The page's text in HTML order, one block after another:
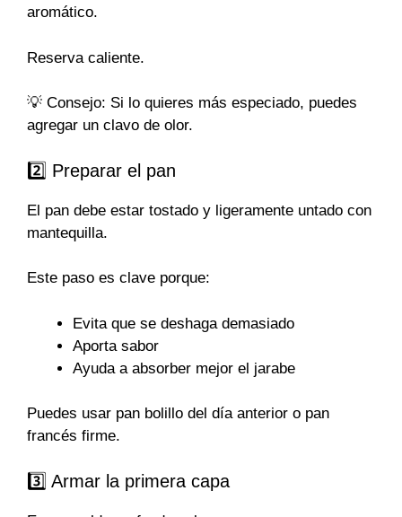
aromático.
Reserva caliente.
💡 Consejo: Si lo quieres más especiado, puedes
agregar un clavo de olor.
2️⃣ Preparar el pan
El pan debe estar tostado y ligeramente untado con
mantequilla.
Este paso es clave porque:
Evita que se deshaga demasiado
Aporta sabor
Ayuda a absorber mejor el jarabe
Puedes usar pan bolillo del día anterior o pan
francés firme.
3️⃣ Armar la primera capa